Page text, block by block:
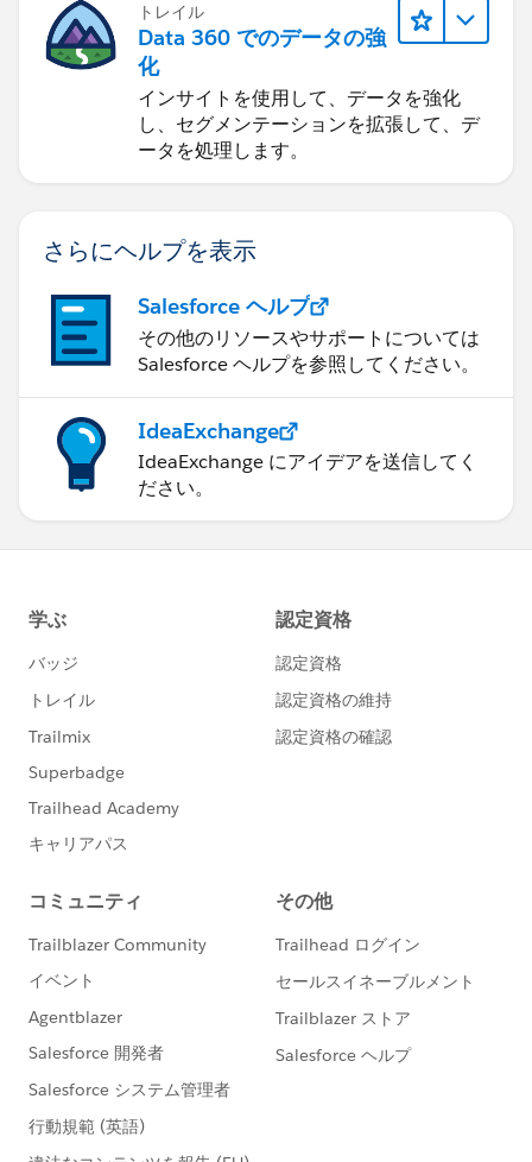
トレイル
Data 360 でのデータの強
化
インサイトを使用して、データを強化
し、セグメンテーションを拡張して、デ
ータを処理します。
さらにヘルプを表示
Salesforce ヘルプ
その他のリソースやサポートについては
Salesforce ヘルプを参照してください。
IdeaExchange
IdeaExchange にアイデアを送信してく
ださい。